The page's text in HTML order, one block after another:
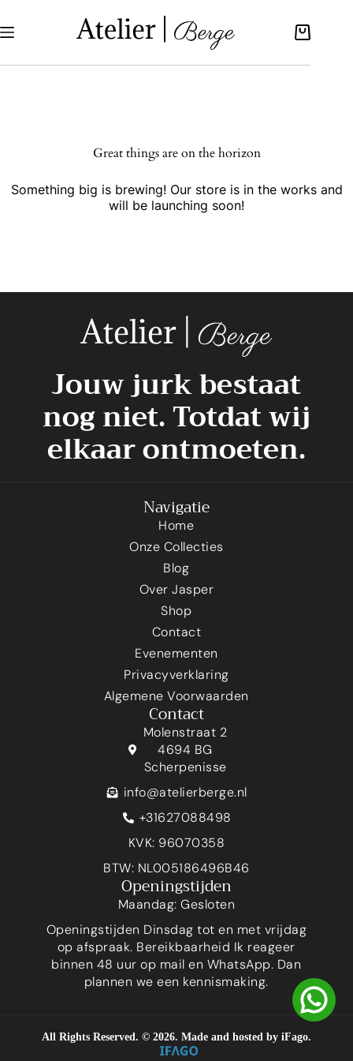
Great things are on the horizon
Something big is brewing! Our store is in the works and
will be launching soon!
Jouw jurk bestaat
nog niet. Totdat wij
elkaar ontmoeten.
Navigatie
Home
Onze Collecties
Blog
Over Jasper
Shop
Contact
Evenementen
Privacyverklaring
Algemene Voorwaarden
Contact
Molenstraat 2
4694 BG
Scherpenisse
info@atelierberge.nl
+31627088498
KVK: 96070358
BTW: NL005186496B46
Openingstijden
Maandag: Gesloten
Openingstijden Dinsdag tot en met vrijdag
op afspraak. Bereikbaarheid Ik reageer
binnen 48 uur op mail en WhatsApp. Dan
plannen we een kennismaking.
All Rights Reserved. © 2026. Made and hosted by iFago.